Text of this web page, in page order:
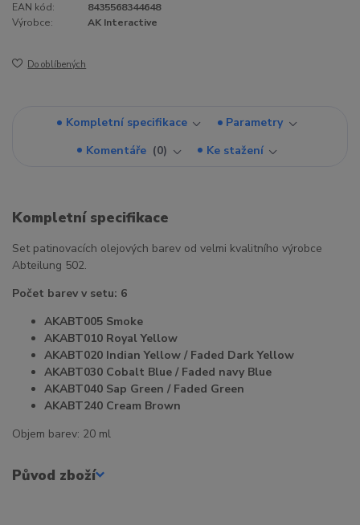
EAN kód:
8435568344648
Výrobce:
AK Interactive
Do oblíbených
Kompletní specifikace
Parametry
Komentáře
0 Ke stažení
Kompletní specifikace
Set patinovacích olejových barev od velmi kvalitního výrobce
Abteilung 502.
Počet barev v setu: 6
AKABT005 Smoke
AKABT010 Royal Yellow
AKABT020 Indian Yellow / Faded Dark Yellow
AKABT030 Cobalt Blue / Faded navy Blue
AKABT040 Sap Green / Faded Green
AKABT240 Cream Brown
Objem barev: 20 ml
Původ zboží